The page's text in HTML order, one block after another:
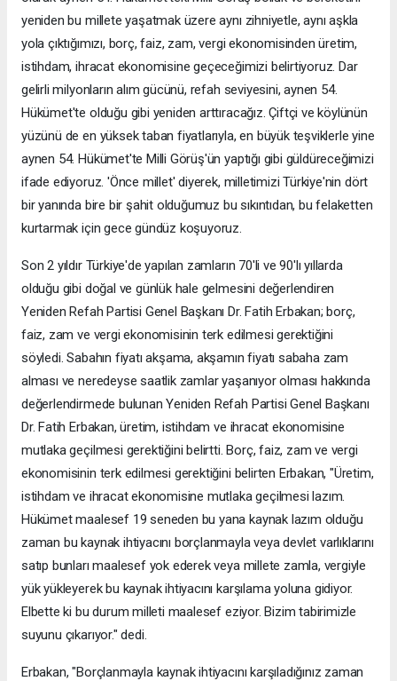
yeniden bu millete yaşatmak üzere aynı zihniyetle, aynı aşkla
yola çıktığımızı, borç, faiz, zam, vergi ekonomisinden üretim,
istihdam, ihracat ekonomisine geçeceğimizi belirtiyoruz. Dar
gelirli milyonların alım gücünü, refah seviyesini, aynen 54.
Hükümet'te olduğu gibi yeniden arttıracağız. Çiftçi ve köylünün
yüzünü de en yüksek taban fiyatlarıyla, en büyük teşviklerle yine
aynen 54. Hükümet'te Milli Görüş'ün yaptığı gibi güldüreceğimizi
ifade ediyoruz. 'Önce millet' diyerek, milletimizi Türkiye'nin dört
bir yanında bire bir şahit olduğumuz bu sıkıntıdan, bu felaketten
kurtarmak için gece gündüz koşuyoruz.
Son 2 yıldır Türkiye'de yapılan zamların 70'li ve 90'lı yıllarda
olduğu gibi doğal ve günlük hale gelmesini değerlendiren
Yeniden Refah Partisi Genel Başkanı Dr. Fatih Erbakan; borç,
faiz, zam ve vergi ekonomisinin terk edilmesi gerektiğini
söyledi. Sabahın fiyatı akşama, akşamın fiyatı sabaha zam
alması ve neredeyse saatlik zamlar yaşanıyor olması hakkında
değerlendirmede bulunan Yeniden Refah Partisi Genel Başkanı
Dr. Fatih Erbakan, üretim, istihdam ve ihracat ekonomisine
mutlaka geçilmesi gerektiğini belirtti. Borç, faiz, zam ve vergi
ekonomisinin terk edilmesi gerektiğini belirten Erbakan, "Üretim,
istihdam ve ihracat ekonomisine mutlaka geçilmesi lazım.
Hükümet maalesef 19 seneden bu yana kaynak lazım olduğu
zaman bu kaynak ihtiyacını borçlanmayla veya devlet varlıklarını
satıp bunları maalesef yok ederek veya millete zamla, vergiyle
yük yükleyerek bu kaynak ihtiyacını karşılama yoluna gidiyor.
Elbette ki bu durum milleti maalesef eziyor. Bizim tabirimizle
suyunu çıkarıyor." dedi.
Erbakan, "Borçlanmayla kaynak ihtiyacını karşıladığınız zaman